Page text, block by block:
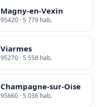
Magny-en-Vexin
95420 · 5 779 hab.
Viarmes
95270 · 5 558 hab.
Champagne-sur-Oise
95660 · 5 036 hab.